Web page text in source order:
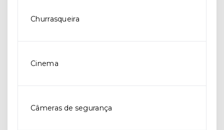
Churrasqueira
Cinema
Câmeras de segurança